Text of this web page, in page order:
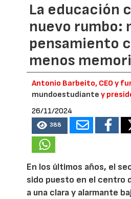
La educación
nuevo rumbo:
pensamiento
menos
Antonio Barbeito, CEO y
mundoestudiante y
26/11/2024
388
En los últimos años, el
sido puesto en el centro
a una clara y alarmante